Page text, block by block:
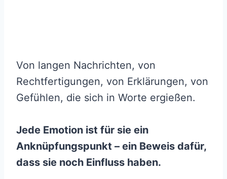
Von langen Nachrichten, von
Rechtfertigungen, von Erklärungen, von
Gefühlen, die sich in Worte ergießen.
Jede Emotion ist für sie ein
Anknüpfungspunkt – ein Beweis dafür,
dass sie noch Einfluss haben.